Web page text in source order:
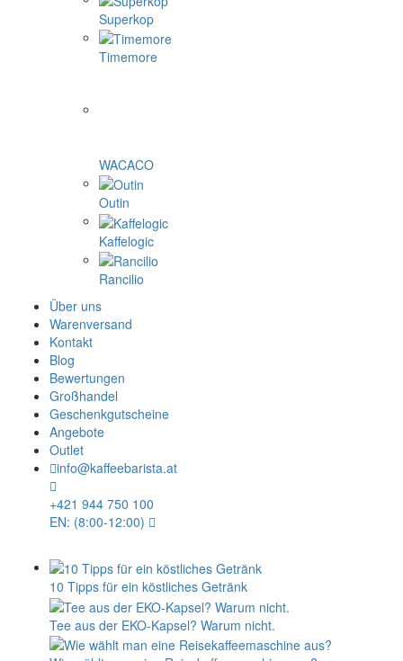
Superkop
Timemore
WACACO
Outin
Kaffelogic
Rancilio
Über uns
Warenversand
Kontakt
Blog
Bewertungen
Großhandel
Geschenkgutscheine
Angebote
Outlet
info@kaffeebarista.at
+421 944 750 100
EN: (8:00-12:00)
10 Tipps für ein köstliches Getränk
Tee aus der EKO-Kapsel? Warum nicht.